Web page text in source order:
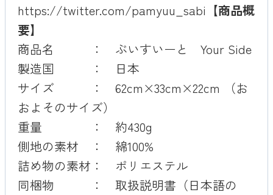
https://twitter.com/pamyuu_sabi 【商品概
要】
商品名 ： ぶいすいーと Your Side
製造国 ： 日本
サイズ ： 62cm×33cm×22cm （お
およそのサイズ）
重量 ： 約430g
側地の素材 ： 綿100%
詰め物の素材： ポリエステル
同梱物 ： 取扱説明書（日本語の